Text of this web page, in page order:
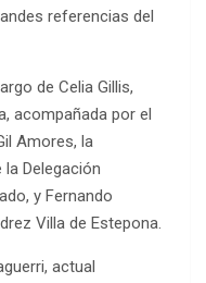
referencias del
de Celia Gillis,
acompañada por el
Amores, la
la Delegación
y Fernando
Villa de Estepona.
actual